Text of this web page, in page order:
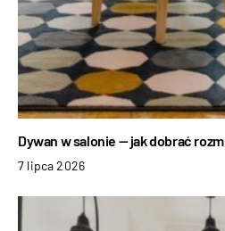
Dywan w salonie — jak dobrać
7 lipca 2026